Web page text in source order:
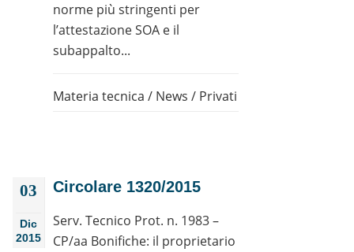
norme più stringenti per
l’attestazione SOA e il
subappalto...
Materia tecnica / News / Privati
03
Dic
2015
Circolare 1320/2015
Serv. Tecnico Prot. n. 1983 –
CP/aa Bonifiche: il proprietario